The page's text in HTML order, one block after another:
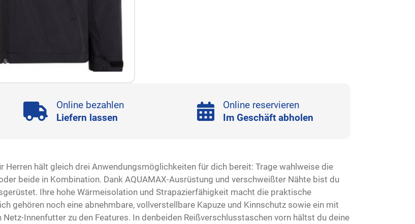
Online bezahlen
Liefern lassen
Online reservieren
Im Geschäft abholen
Herren hält gleich drei Anwendungsmöglichkeiten für dich bereit: Trage wahlweise die
beide in Kombination. Dank AQUAMAX-Ausrüstung und verschweißter Nähte bist du
Ihre hohe Wärmeisolation und Strapazierfähigkeit macht die praktische
gehören noch eine abnehmbare, vollverstellbare Kapuze und Kinnschutz sowie ein mit
Innenfutter zu den Features. In denbeiden Reißverschlusstaschen vorn hältst du deine